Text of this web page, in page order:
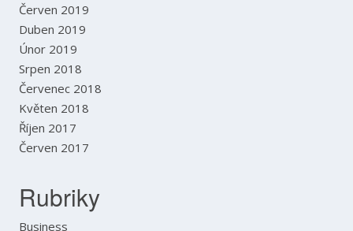
Červen 2019
Duben 2019
Únor 2019
Srpen 2018
Červenec 2018
Květen 2018
Říjen 2017
Červen 2017
Rubriky
Business